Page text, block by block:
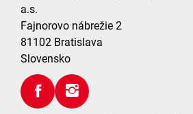
a.s.
Fajnorovo nábrežie 2
81102 Bratislava
Slovensko